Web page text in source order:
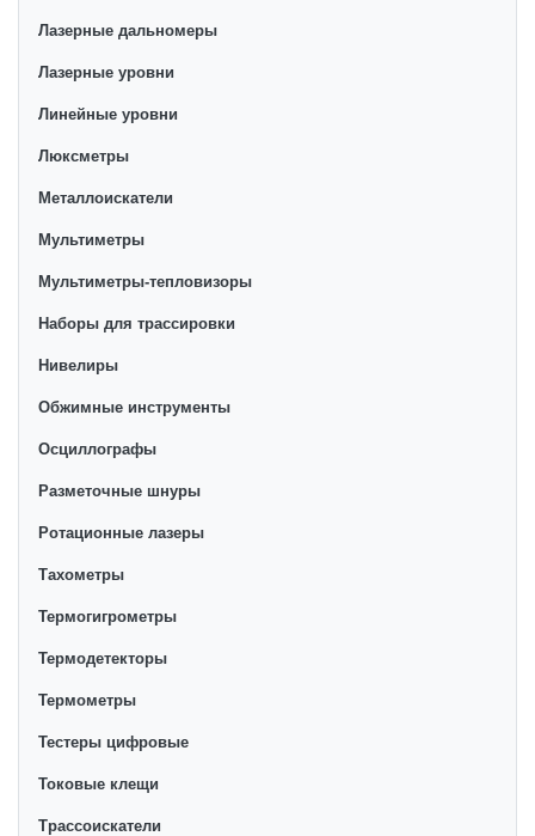
Лазерные дальномеры
Лазерные уровни
Линейные уровни
Люксметры
Металлоискатели
Мультиметры
Мультиметры-тепловизоры
Наборы для трассировки
Нивелиры
Обжимные инструменты
Осциллографы
Разметочные шнуры
Ротационные лазеры
Тахометры
Термогигрометры
Термодетекторы
Термометры
Тестеры цифровые
Токовые клещи
Трассоискатели